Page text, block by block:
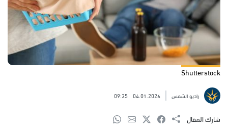
Shutterstock
راديو الشمس 04.01.2026
09:35
شارك المقال